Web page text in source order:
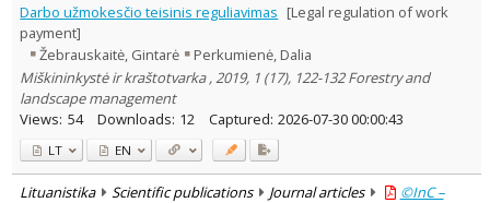
Darbo užmokesčio teisinis reguliavimas [Legal regulation of work
payment]
Žebrauskaitė, Gintarė
Perkumienė, Dalia
Miškininkystė ir kraštotvarka , 2019, 1 (17), 122-132 Forestry and
landscape management
Views: 54 Downloads: 12 Captured: 2026-07-30 00:00:43
LT EN
Lituanistika Scientific publications Journal articles
©InC –